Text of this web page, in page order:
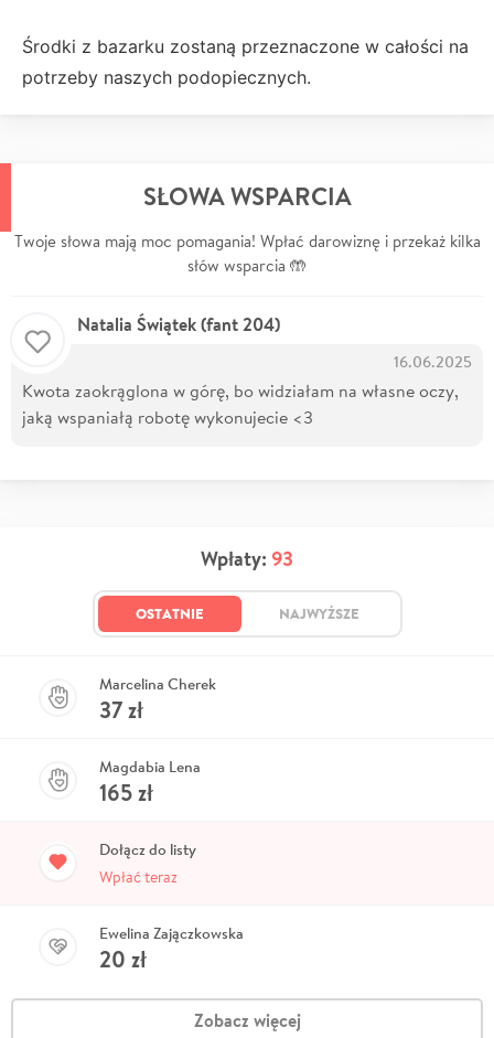
Środki z bazarku zostaną przeznaczone w całości na
potrzeby naszych podopiecznych.
SŁOWA WSPARCIA
Twoje słowa mają moc pomagania! Wpłać darowiznę i przekaż kilka
słów wsparcia 🤲
Natalia Świątek (fant 204)
16.06.2025
Kwota zaokrąglona w górę, bo widziałam na własne oczy,
jaką wspaniałą robotę wykonujecie <3
Wpłaty: 93
OSTATNIE NAJWYŻSZE
Marcelina Cherek
37zł
Magdabia Lena
165zł
Dołącz do listy
Wpłać teraz
Ewelina Zajączkowska
20 zł
Zobacz więcej